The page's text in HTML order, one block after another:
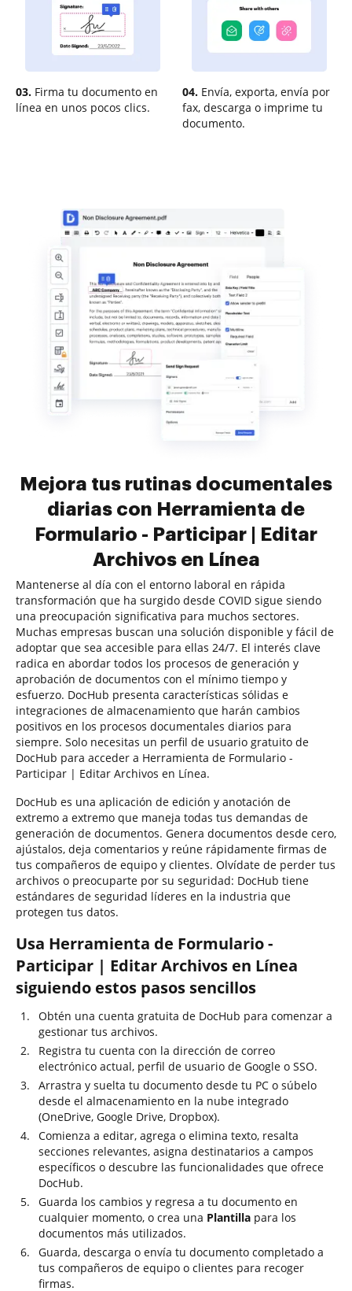
03. Firma tu documento en
línea en unos pocos clics.
04. Envía, exporta, envía por
fax, descarga o imprime tu
documento.
Mejora tus rutinas documentales
diarias con Herramienta de
Formulario - Participar | Editar
Archivos en Línea
Mantenerse al día con el entorno laboral en rápida
transformación que ha surgido desde COVID sigue siendo
una preocupación significativa para muchos sectores.
Muchas empresas buscan una solución disponible y fácil de
adoptar que sea accesible para ellas 24/7. El interés clave
radica en abordar todos los procesos de generación y
aprobación de documentos con el mínimo tiempo y
esfuerzo. DocHub presenta características sólidas e
integraciones de almacenamiento que harán cambios
positivos en los procesos documentales diarios para
siempre. Solo necesitas un perfil de usuario gratuito de
DocHub para acceder a Herramienta de Formulario -
Participar | Editar Archivos en Línea.
DocHub es una aplicación de edición y anotación de
extremo a extremo que maneja todas tus demandas de
generación de documentos. Genera documentos desde cero,
ajústalos, deja comentarios y reúne rápidamente firmas de
tus compañeros de equipo y clientes. Olvídate de perder tus
archivos o preocuparte por su seguridad: DocHub tiene
estándares de seguridad líderes en la industria que
protegen tus datos.
Usa Herramienta de Formulario -
Participar | Editar Archivos en Línea
siguiendo estos pasos sencillos
Obtén una cuenta gratuita de DocHub para comenzar a
gestionar tus archivos.
Registra tu cuenta con la dirección de correo
electrónico actual, perfil de usuario de Google o SSO.
Arrastra y suelta tu documento desde tu PC o súbelo
desde el almacenamiento en la nube integrado
(OneDrive, Google Drive, Dropbox).
Comienza a editar, agrega o elimina texto, resalta
secciones relevantes, asigna destinatarios a campos
específicos o descubre las funcionalidades que ofrece
DocHub.
Guarda los cambios y regresa a tu documento en
cualquier momento, o crea una Plantilla para los
documentos más utilizados.
Guarda, descarga o envía tu documento completado a
tus compañeros de equipo o clientes para recoger
firmas.